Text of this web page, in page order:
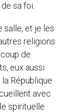
sa foi.
salle, et je les
religions
de
eux aussi
République
avec
spirituelle